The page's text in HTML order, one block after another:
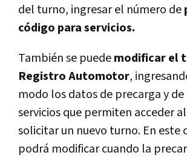
del turno, ingresar el número de
código para servicios.
También se puedemodificar el
Registro Automotor,
modo los datos de precarga y
servicios que permiten acceder
solicitar un nuevo turno. En este
podrá modificar cuando la